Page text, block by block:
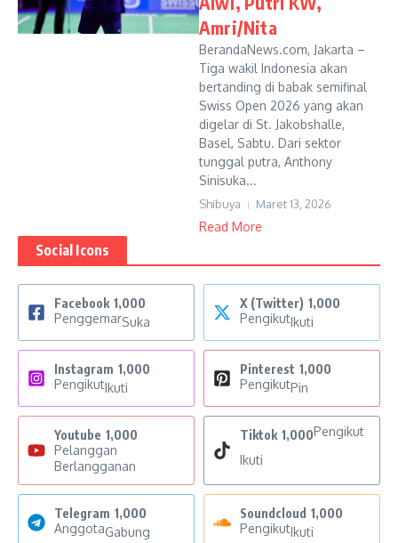
Amri/Nita
BerandaNews.com, Jakarta –
Tiga wakil Indonesia akan
bertanding di babak semifinal
Swiss Open 2026 yang akan
digelar di St. Jakobshalle,
Basel, Sabtu. Dari sektor
tunggal putra, Anthony
Sinisuka...
Shibuya Maret 13, 2026
Read More
Social Icons
Facebook 1,000
PenggemarSuka
X (Twitter) 1,000
PengikutIkuti
Instagram 1,000
PengikutIkuti
Pinterest 1,000
PengikutPin
Youtube 1,000
Pelanggan
Berlangganan
Tiktok 1,000Pengikut
Ikuti
Telegram 1,000
AnggotaGabung
Soundcloud 1,000
PengikutIkuti